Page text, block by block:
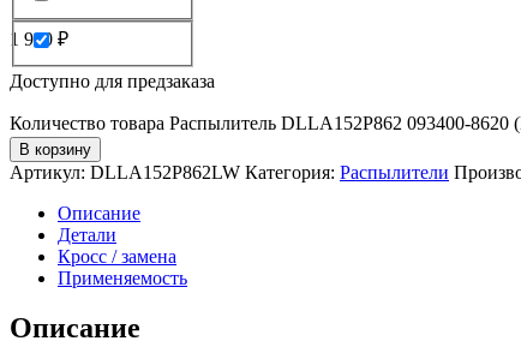
1 940 ₽
Доступно для предзаказа
Количество товара Распылитель DLLA152P862 093400-8620
В корзину
Артикул: DLLA152P862LW Категория: Распылители
Описание
Детали
Кросс / замена
Применяемость
Описание